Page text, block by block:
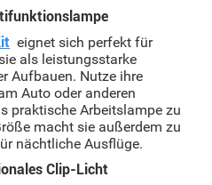
eignet sich perfekt für
als leistungsstarke
Aufbauen. Nutze ihre
Auto oder anderen
praktische Arbeitslampe zu
macht sie außerdem zu
nächtliche Ausflüge.
Clip-Licht